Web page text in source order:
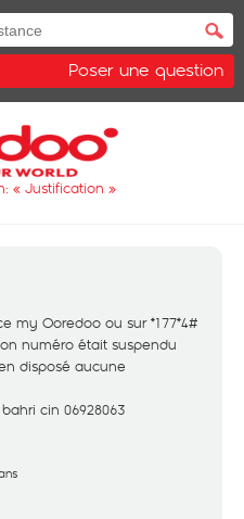
Poser une question
« Justification »
my Ooredoo ou sur *177*4#
numéro était suspendu
disposé aucune
cin 06928063